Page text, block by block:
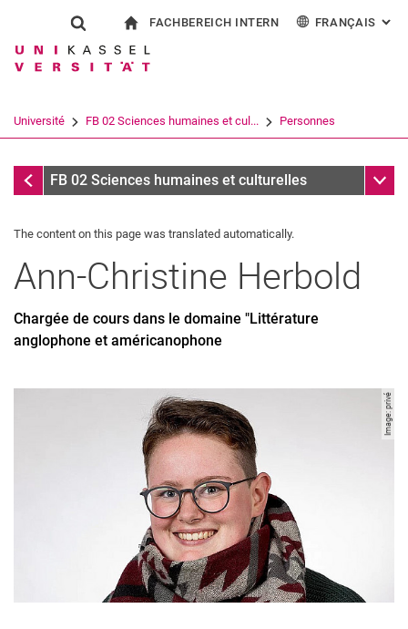
Jump directly to: content
Jump directly to: search
Jump directly to: main
Show search form
Search term
Search (opens an external link in a
FACHBEREICH INTERN FRANÇAIS :
Université FB 02 Sciences humaines et cul... Personnes
Personnes
FB 02 Sciences humaines et culturelles Sub
The content on this page was translated automatically.
Ann-Christine Herbold
Chargée de cours dans le domaine "Littérature
anglophone et américanophone
Image: privé